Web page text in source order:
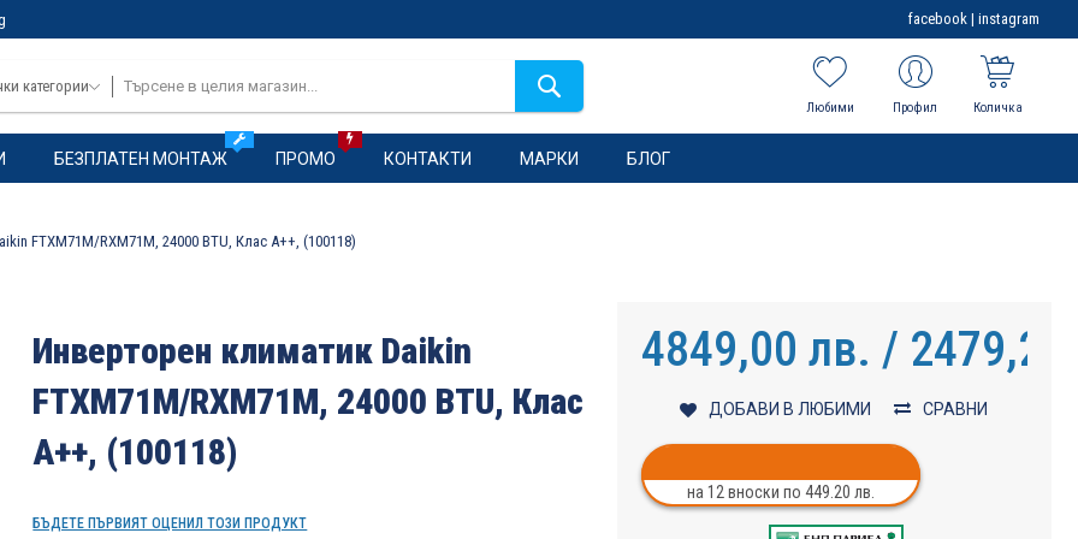
facebook | instagram
категории
Любими Профил Количка
БЕЗПЛАТЕН МОНТАЖ ПРОМО КОНТАКТИ МАРКИ БЛОГ
FTXM71M/RXM71M, 24000 BTU, Клас A++, (100118)
Инверторен климатик Daikin
FTXM71M/RXM71M, 24000 BTU, Клас
A++, (100118)
БЪДЕТЕ ПЪРВИЯТ ОЦЕНИЛ ТОЗИ ПРОДУКТ
4849,00 лв. / 2479,25
ДОБАВИ В ЛЮБИМИ СРАВНИ
на 12 вноски по 449.20 лв.